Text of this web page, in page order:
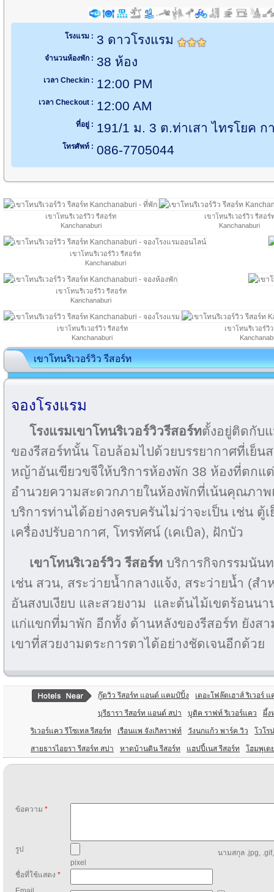
โรงแรม : 3 ดาวโรงแรม
จำนวนห้องพัก : 38 ห้อง
เวลา Checkin : 12:00 PM
เวลา Checkout : 12:00 AM
ที่อยู่ : 191/1 ม. 3 ต.ท่าเสา ไทรโยค
โทรศัพท์ : 086-7705044
เขาโทนริเวอร์วิว รีสอร์ท
Kanchanaburi
เขาโทนริเวอร์วิว รีสอร์
Kanchanaburi
เขาโทนริเวอร์วิว รีสอร์ท
Kanchanaburi
เขาโทนริเวอร์วิว รีสอร์ท
Kanchanaburi
เขาโทนริเวอร์วิว รีสอร์ท
Kanchanaburi
เขาโทนริเวอร์วิ
เขาโทนริเวอร์วิว รีสอร์ท
จองโรงแรม
โรงแรมเขาโทนริเวอร์วิวรีสอร์ทตั้งอยู่ติดกับ
ของรีสอร์ทนั้น โอบล้อมไปด้วยบรรยากาศที่เย็
หญ้าอันเขียวขจีให้บริการห้องพัก 38 ห้องที่ตกแ
อำนวยความสะดวกภายในห้องพักที่เน้นคุณภาพ
บริการท่านได้อย่างครบครันไม่ว่าจะเป็น เช่น ตู้เ
เครื่องปรับอากาศ, โทรทัศน์ (เคเบิล), ฝักบัว
เขาโทนริเวอร์วิว รีสอร์ท บริการกิจกรรมนัน
เช่น สวน, สระว่ายน้ำกลางแจ้ง, สระว่ายน้ำ (ส
อันสงบเงียบ และสวยงาม และต้นไม้เขตร้อนน
แก่แขกที่มาพัก อีกทั้ง ด้านหลังของรีสอร์ท ยังส
เขาที่สวยงามตระการตาได้อย่างชัดเจนอีกด้วย
กู๊ดวิว รีสอร์ท แอนด์ แคมป์ปิ้ง เดอะโฟล๊ตเฮาส์ ริเวอร์ แ
บุรีธารา รีสอร์ท แอนด์ สปา บูติค ราฟท์ ริเวอร์แคว ผึ้ง
ริเวอร์แคว รีโซเทล รีสอร์ท เรือนแพ จังเกิลราฟท์ วังนกแก้ว พาร์ค วิว โวโร
สายธารไอยรา รีสอร์ท สปา หาดบ้านดิน รีสอร์ท แฮปปี้เนส รีสอร์ท โฮมพุเต
ข้อความ *
รูป
นามสกุล .jpg,
pixel
ชื่อที่ใช้แสดง *